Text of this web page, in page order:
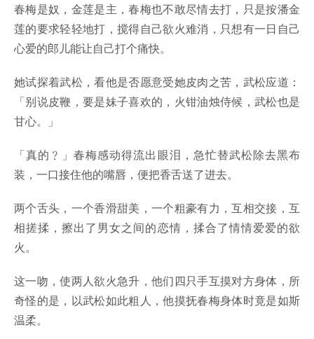
春梅是奴，金莲是主，春梅也不敢尽情去打，只是按潘金
莲的要求轻轻地打，搅得自己欲火难消，只想有一日自己
心爱的郎儿能让自己打个痛快。
她试探着武松，看他是否愿意受她皮肉之苦，武松应道：
「别说皮鞭，要是妹子喜欢的，火钳油烛侍候，武松也是
甘心。」
「真的﹖」春梅感动得流出眼泪，急忙替武松除去黑布
装，一口接住他的嘴唇，便把香舌送了进去。
两个舌头，一个香滑甜美，一个粗豪有力，互相交接，互
相搓揉，擦出了男女之间的恋情，揉合了情情爱爱的欲
火。
这一吻，使两人欲火急升，他们四只手互摸对方身体，所
奇怪的是，以武松如此粗人，他摸抚春梅身体时竟是如斯
温柔。